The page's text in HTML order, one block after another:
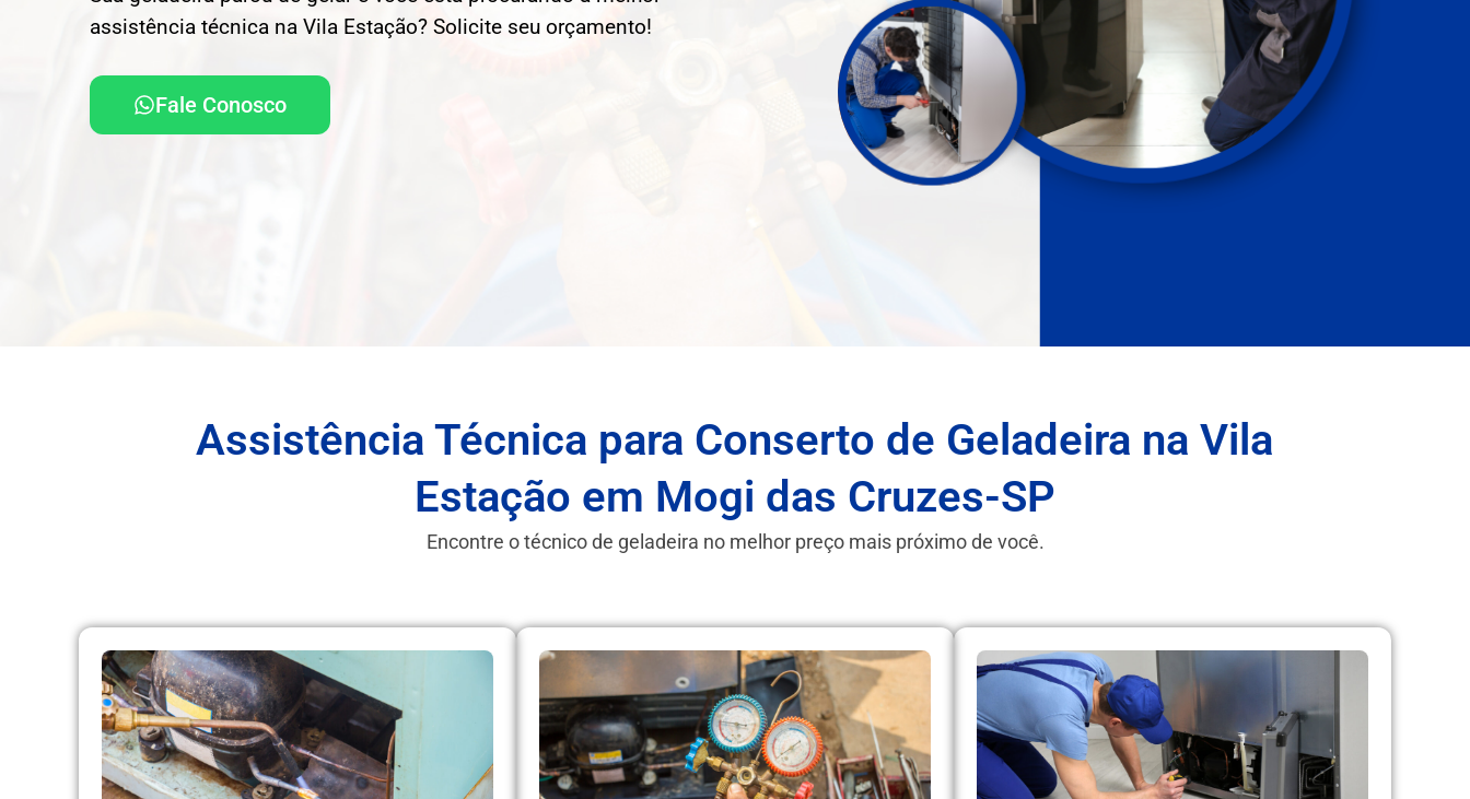
assistência técnica na Vila Estação? Solicite seu orçamento!
Fale Conosco
Assistência Técnica para Conserto de Geladeira na Vila
Estação em Mogi das Cruzes-SP
Encontre o técnico de geladeira no melhor preço mais próximo de você.